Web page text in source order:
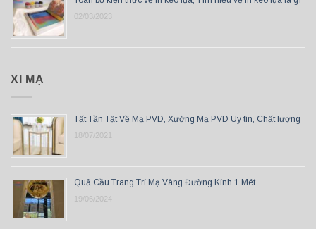
02/03/2023
XI MẠ
Tất Tần Tật Về Mạ PVD, Xưởng Mạ PVD Uy tín, Chất lượng
18/07/2021
Quả Cầu Trang Trí Mạ Vàng Đường Kính 1 Mét
19/06/2024